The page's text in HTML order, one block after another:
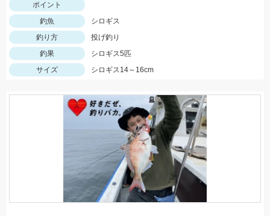
ポイント
釣魚
シロギス
釣り方
投げ釣り
釣果
シロギス5匹
サイズ
シロギス14～16cm